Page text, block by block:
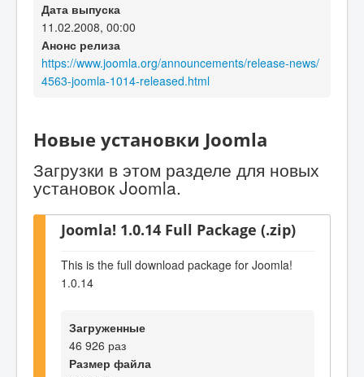
Дата выпуска
11.02.2008, 00:00
Анонс релиза
https://www.joomla.org/announcements/release-news/
4563-joomla-1014-released.html
Новые установки Joomla
Загрузки в этом разделе для новых
установок Joomla.
Joomla! 1.0.14 Full Package (.zip)
This is the full download package for Joomla!
1.0.14
Загруженные
46 926 раз
Размер файла